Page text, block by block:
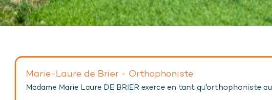
Marie-Laure de Brier - Orthophoniste
Madame Marie Laure DE BRIER exerce en tant qu'orthophoniste au